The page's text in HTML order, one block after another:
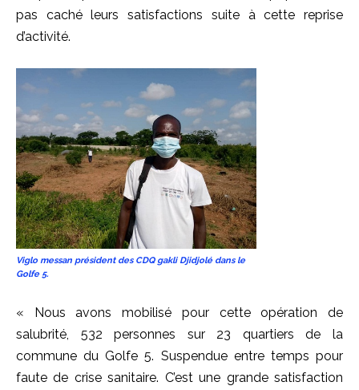
pas caché leurs satisfactions suite à cette reprise
d’activité.
Viglo messan président des CDQ gakli Djidjolé dans le
Golfe 5.
« Nous avons mobilisé pour cette opération de
salubrité, 532 personnes sur 23 quartiers de la
commune du Golfe 5. Suspendue entre temps pour
faute de crise sanitaire. C’est une grande satisfaction